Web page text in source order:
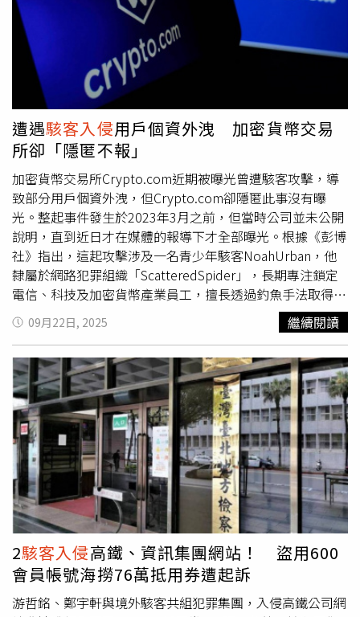
人家檢舉我的對話紀錄，在那編故事，「我必須要說，簡直
是莫名其妙、徹徹底底的莫名其妙」。「但我覺得這件事也
可進一步讓大家好好思考一件事，什麼叫做黨檢媒三位一體
的國家機器，又動起來了。」黃國昌提到，今天北檢如果真
的掌握了什麼黃國昌竟然養駭客去入侵個資的事情，那就大
大方方來約談啊？怎麼不是這樣做呢？怎麼又把一些片面扭
曲的資訊洩露給《鏡週刊》編故事，去年的那種既視感非常
強烈，但他對於民進黨黨檢媒三位一體這種拙劣手法感覺到
非常不齒。針對《鏡週刊》指控駭客集團把對話紀錄上傳暗
網兜售？黃國昌表示，「我從來就沒有什麼駭客集團，說我
上網來兜售，請問證據在哪裡？他們指控我的駭客集團，他
們證據是什麼？」黃國昌說，林錫耀手伸到司法檢調去喬東
西，那是網路上面出來以後，目前為止民進黨從頭到尾都在
迴避這個問題，「現在是為了幫林錫耀洗白，然後就不分青
紅皂白，往我身上潑糞，說那東西是我上網去兜售，簡直是
莫名其妙」。至於是否會提告《鏡週刊》？黃國昌表示，如
果真的要告《鏡週刊》不曉得要告幾條，「裴偉身上現在應
該背著上百條官司吧？你覺得他們在做這種生意牟利的人會
在意這種事嗎？」，會把自己精力放在該做的事情上面，在
這種過程當中，做一些奇奇怪怪的事、超越法律紅線的事，
「請大家放心，該負的責任，他們必須要負」。
Hunters（SLH）」的駭客組織對此事件宣稱負責，並指入
侵手法為滲透Discord所採用的客服系統 Zendesk。報導指
出，在駭客建立的Telegram頻道中，有用戶已經上傳上百
張用戶手持身分證明文件的照片，還包括部分含有姓名、電
子郵件、地址資訊與被遮蔽電話號碼的用戶資料庫。不過，
媒體尚未獨立驗證這些資料真實性是否與Discord外洩案有
關。對此，隱私權倡議團體Electronic Frontier
Foundation（電子前線基金會）表示，Discord此案凸顯線
上平台年齡驗證制度的資安風險。該組織副主任Maddie
Daly指出，「一旦使用者提交身分資料，就無從得知這些資
料會如何儲存、處理與分享。只要系統一旦遭駭，風險即難
以承受。」事實上，今年稍早女性匿名社群App「Tea」也
曾爆出資料外洩事件，約7.2萬張上傳作為性別驗證的用戶
照片被駭客盜取，凸顯相關平台在處理個資方面的潛在風
險。目前，Discord已主動聯繫所有受影響用戶，並同步通
知執法單位，也已立刻撤銷該第三方廠商的系統存取權限，
並與數位鑑識公司合作進行全面調查，確保平台未來資安強
度。Discord強調，此次事件並非其主系統遭駭，而是駭客
入侵其第三方客服廠商系統後，非法取得用戶資料。而這些
資料主要來自近期進行年齡驗證或向客服申訴年齡判定結果
的用戶，駭客透過攻擊客服系統，取得這些使用者上傳的身
分證。對於台灣用戶是否受到影響，Discord尚未提供進一
步的地區性統計，但建議曾進行身份驗證的用戶應密切注意
個資動態。
遭遇駭客入侵用戶個資外洩 加密貨幣交易
所卻「隱匿不報」
加密貨幣交易所Crypto.com近期被曝光曾遭駭客攻擊，導
致部分用戶個資外洩，但Crypto.com卻隱匿此事沒有曝
光。整起事件發生於2023年3月之前，但當時公司並未公開
說明，直到近日才在媒體的報導下才全部曝光。根據《彭博
社》指出，這起攻擊涉及一名青少年駭客NoahUrban，他
隸屬於網路犯罪組織「ScatteredSpider」，長期專注鎖定
電信、科技及加密貨幣產業員工，擅長透過釣魚手法取得帳
號密碼。Urban與一名代號「Jack」的同夥合作，成功入侵
Crypto.com一名員工的帳號，進一步取得公司內部敏感資
訊。業界人士指出，鎖定交易所內部人員已成為常見的駭客
手法。例如另一家主要平台Coinbase，就曾因海外客服代
表遭收買，導致大量客戶資料外洩，並造成數億美元損失。
Crypto.com在這次事件中則聲稱，僅「極少數人的個人資
料」受到影響，並未有用戶資金被竊取。這起外洩發生後不
久，美國聯邦調查局（FBI）於2023年3月展開突襲，查扣
價值400萬美元的加密貨幣，以及數十萬美元現金與珠寶。
Urban在2024年1月被正式逮捕，隨後承認參與入侵至少13
間公司，被判處10年徒刑。知名區塊鏈調查員ZachXBT在X
平台批評Crypto.com的沉默態度，認為該公司「已經多次
被駭，但選擇不揭露事件」，質疑其對用戶透明度不足。儘
管如此，Crypto.com的市場表現並未立即受影響。根據
《TheBlock》數據顯示，該平台在2024年8月的交易量已
超越Coinbase，成為交易量最大的美元掛鉤加密貨幣交易
09月22日, 2025 繼續閱讀
2駭客入侵高鐵、資訊集團網站！ 盜用600
會員帳號海撈76萬抵用券遭起訴
游哲銘、鄭宇軒與境外駭客共組犯罪集團，入侵高鐵公司網